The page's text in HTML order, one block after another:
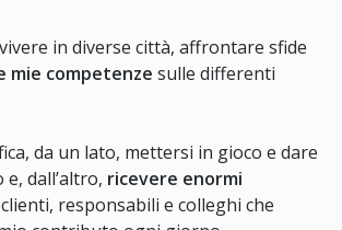
in diverse città, affrontare sfide
mie competenze sulle differenti
da un lato, mettersi in gioco e dare
dall’altro, ricevere enormi
responsabili e colleghi che